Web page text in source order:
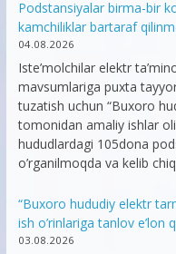
Podstansiyalar birma-bir
kamchiliklar bartaraf
04.08.2026
Iste’molchilar elektr
mavsumlariga puxta
tuzatish uchun “Buxoro
tomonidan amaliy ishlar
hududlardagi 105dona
o’rganilmoqda va kelib
“Buxoro hududiy elektr
ish o’rinlariga tanlov e’lon
03.08.2026